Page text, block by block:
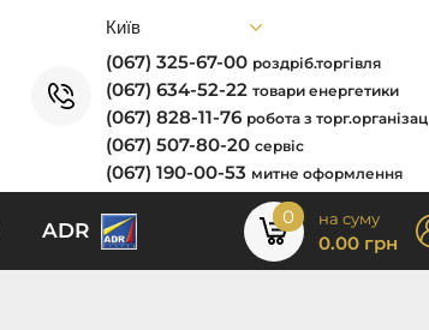
(067) 325-67-00 роздріб.торгівля
(067) 634-52-22 товари енергетики
(067) 828-11-76 робота з торг.організац
(067) 507-80-20 сервіс
(067) 190-00-53 митне оформлення
ADR
0 на суму
0.00 грн